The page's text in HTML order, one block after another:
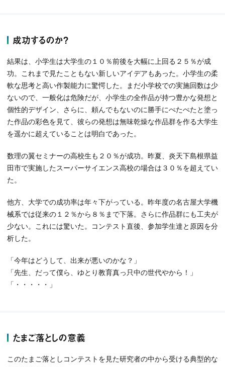
成功するのか？
結果は、小学生は大学生の１０％前後を大幅に上回る２５％が成
功。これまで見たこともない新しいアイデアもあった。小学生の柔
軟な思考と高い作製能力に驚愕した。まだ小学校での実施回数は少
ないので、一般化は危険だが、小学生の全作品が持つ豊かな発想と
個性的デザイン、さらに、頼んでもないのに勝手にぺたぺたと塗っ
た作品の彩色を見て、彼らの発想は無味乾燥な作品群を作る大学生
を遥かに超えていることは明白であった。
数理の翼セミナーの高校生も２０％が成功。昨夏、炎天下島根県益
田市で実施したスーパーサイエンス高校の場合は３０％を超えてい
た。
他方、大学での成功率は年々下がっている。昨年度の名古屋大学機
械系では従来の１２％から８％まで下落。さらに作品群にも工夫が
少ない。これには驚いた。コンテスト直後、参加学生達と原因を分
析した。
「今年はどうして、出来が悪いのかな？」
「先生、だって僕ら、ゆとり教育真っ只中の世代やから！」
「・・・・・」
たまご落としの意義
このたまご落としコンテストを見た研究者の中から受ける典型的な